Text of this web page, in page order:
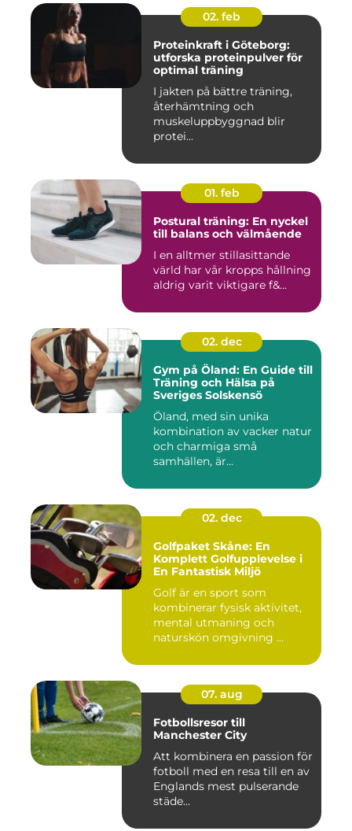
02. feb
Proteinkraft i Göteborg:
utforska proteinpulver för
optimal träning
I jakten på bättre träning,
återhämtning och
muskeluppbyggnad blir
protei...
01. feb
Postural träning: En nyckel
till balans och välmående
I en alltmer stillasittande
värld har vår kropps hållning
aldrig varit viktigare f&...
02. dec
Gym på Öland: En Guide till
Träning och Hälsa på
Sveriges Solskensö
Öland, med sin unika
kombination av vacker natur
och charmiga små
samhällen, är...
02. dec
Golfpaket Skåne: En
Komplett Golfupplevelse i
En Fantastisk Miljö
Golf är en sport som
kombinerar fysisk aktivitet,
mental utmaning och
naturskön omgivning ...
07. aug
Fotbollsresor till
Manchester City
Att kombinera en passion för
fotboll med en resa till en av
Englands mest pulserande
städe...